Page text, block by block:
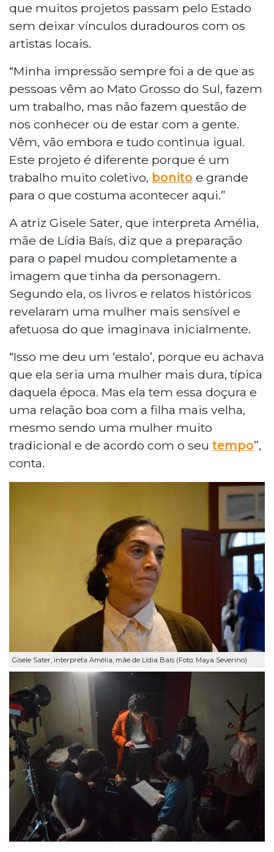
que muitos projetos passam pelo Estado
sem deixar vínculos duradouros com os
artistas locais.
“Minha impressão sempre foi a de que as
pessoas vêm ao Mato Grosso do Sul, fazem
um trabalho, mas não fazem questão de
nos conhecer ou de estar com a gente.
Vêm, vão embora e tudo continua igual.
Este projeto é diferente porque é um
trabalho muito coletivo, bonito e grande
para o que costuma acontecer aqui.”
A atriz Gisele Sater, que interpreta Amélia,
mãe de Lídia Baís, diz que a preparação
para o papel mudou completamente a
imagem que tinha da personagem.
Segundo ela, os livros e relatos históricos
revelaram uma mulher mais sensível e
afetuosa do que imaginava inicialmente.
“Isso me deu um ‘estalo’, porque eu achava
que ela seria uma mulher mais dura, típica
daquela época. Mas ela tem essa doçura e
uma relação boa com a filha mais velha,
mesmo sendo uma mulher muito
tradicional e de acordo com o seu tempo”,
conta.
Gisele Sater, interpreta Amélia, mãe de Lídia Baís (Foto: Maya Severino)